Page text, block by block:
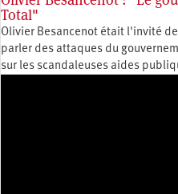
Total"
Olivier Besancenot était l'invité
parler des attaques du
sur les scandaleuses aides